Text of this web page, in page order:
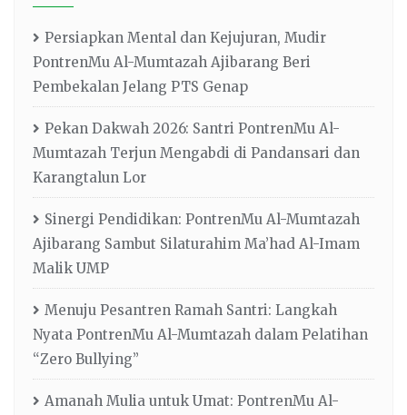
Persiapkan Mental dan Kejujuran, Mudir
PontrenMu Al-Mumtazah Ajibarang Beri
Pembekalan Jelang PTS Genap
Pekan Dakwah 2026: Santri PontrenMu Al-
Mumtazah Terjun Mengabdi di Pandansari dan
Karangtalun Lor
Sinergi Pendidikan: PontrenMu Al-Mumtazah
Ajibarang Sambut Silaturahim Ma’had Al-Imam
Malik UMP
Menuju Pesantren Ramah Santri: Langkah
Nyata PontrenMu Al-Mumtazah dalam Pelatihan
“Zero Bullying”
Amanah Mulia untuk Umat: PontrenMu Al-